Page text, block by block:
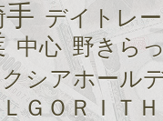
デイトレ
中心 野きら
シアホール
ＧＯＲＩＴ